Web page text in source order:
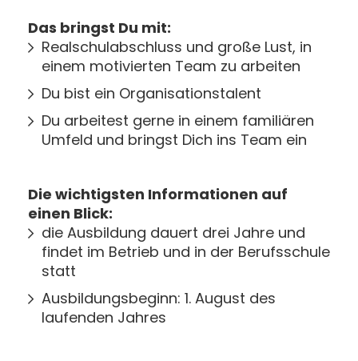
Das bringst Du mit:
Realschulabschluss und große Lust, in
einem motivierten Team zu arbeiten
Du bist ein Organisationstalent
Du arbeitest gerne in einem familiären
Umfeld und bringst Dich ins Team ein
Die wichtigsten Informationen auf
einen Blick:
die Ausbildung dauert drei Jahre und
findet im Betrieb und in der Berufsschule
statt
Ausbildungsbeginn: 1. August des
laufenden Jahres